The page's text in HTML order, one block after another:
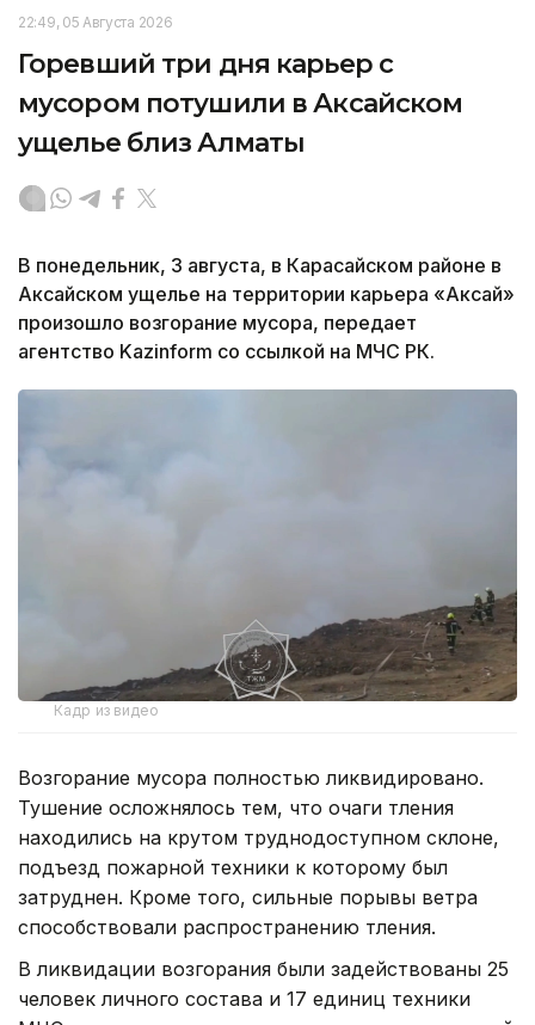
22:49, 05 Августа 2026
Горевший три дня карьер с
мусором потушили в Аксайском
ущелье близ Алматы
В понедельник, 3 августа, в Карасайском районе в
Аксайском ущелье на территории карьера «Аксай»
произошло возгорание мусора, передает
агентство Kazinform со ссылкой на МЧС РК.
Кадр из видео
Возгорание мусора полностью ликвидировано.
Тушение осложнялось тем, что очаги тления
находились на крутом труднодоступном склоне,
подъезд пожарной техники к которому был
затруднен. Кроме того, сильные порывы ветра
способствовали распространению тления.
В ликвидации возгорания были задействованы 25
человек личного состава и 17 единиц техники